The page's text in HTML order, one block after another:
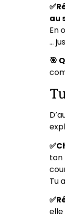
au
En
…
🎯
ton
Tu